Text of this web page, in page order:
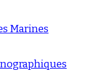
Marines